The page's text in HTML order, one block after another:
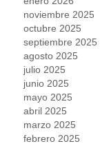
noviembre 2025
octubre 2025
septiembre 2025
agosto 2025
julio 2025
junio 2025
mayo 2025
abril 2025
marzo 2025
febrero 2025